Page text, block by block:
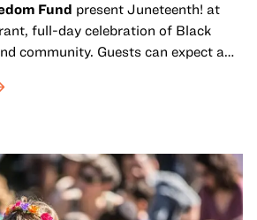
Fund present Juneteenth! at
full-day celebration of Black
community. Guests can expect a
artists, delicious offerings
in celebration of Black culture.